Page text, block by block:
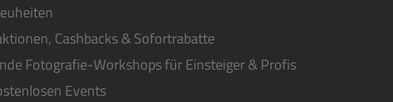
Cashbacks & Sofortrabatte
Fotografie-Workshops für Einsteiger & Profis
Events